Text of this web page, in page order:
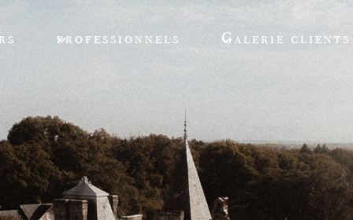
professionnels Galerie clients